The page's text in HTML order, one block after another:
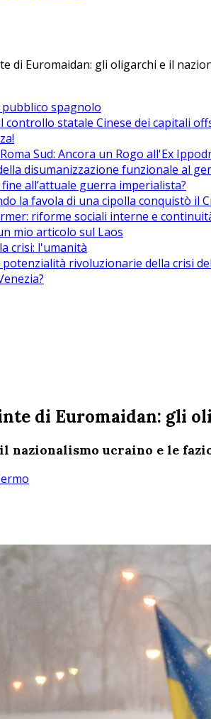
di Euromaidan: gli oligarchi e il
spagnolo
controllo statale Cinese dei capitali
Sud: Ancora un Rogo all'Ex
disumanizzazione funzionale al
all’attuale guerra imperialista?
la favola di una cipolla conquistò il
riforme sociali interne e
mio articolo sul Laos
crisi: l'umanità
rivoluzionarie della crisi
di Euromaidan: gli
nazionalismo ucraino e le